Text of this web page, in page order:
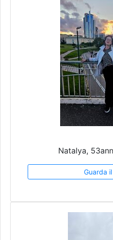
Natalya,
Guarda